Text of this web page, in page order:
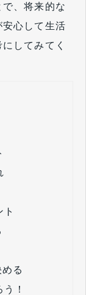
、将来的な
心して生活
してみてく
る
！